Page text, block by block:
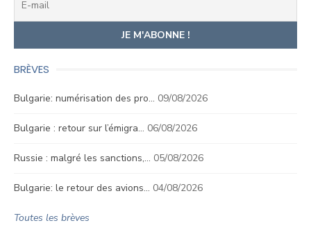
BRÈVES
Bulgarie: numérisation des pro… 09/08/2026
Bulgarie : retour sur l’émigra… 06/08/2026
Russie : malgré les sanctions,… 05/08/2026
Bulgarie: le retour des avions… 04/08/2026
Toutes les brèves